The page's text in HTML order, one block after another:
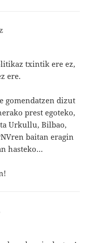
txintik ere ez,
ere.
gomendatzen dizut
prest egoteko,
Urkullu, Bilbao,
baitan eragin
hasteko…